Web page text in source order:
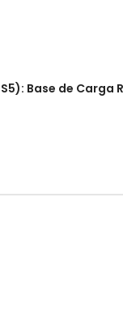
Base de Carga